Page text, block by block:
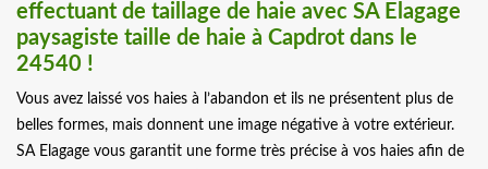
effectuant de taillage de haie avec SA Elagage
paysagiste taille de haie à Capdrot dans le
24540 !
Vous avez laissé vos haies à l’abandon et ils ne présentent plus de
belles formes, mais donnent une image négative à votre extérieur.
SA Elagage vous garantit une forme très précise à vos haies afin de